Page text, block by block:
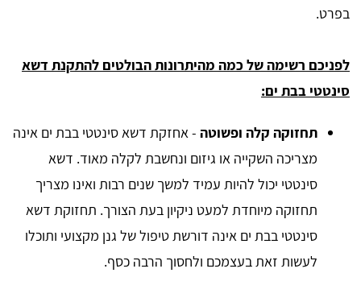
בפרט.
לפניכם רשימה של כמה מהיתרונות הבולטים להתקנת דשא
סינטטי בבת ים:
תחזוקה קלה ופשוטה - אחזקת דשא סינטטי בבת ים אינה
מצריכה השקייה או גיזום ונחשבת לקלה מאוד. דשא
סינטטי יכול להיות עמיד למשך שנים רבות ואינו מצריך
תחזוקה מיוחדת למעט ניקיון בעת הצורך. תחזוקת דשא
סינטטי בבת ים אינה דורשת טיפול של גנן מקצועי ותוכלו
לעשות זאת בעצמכם ולחסוך הרבה כסף.